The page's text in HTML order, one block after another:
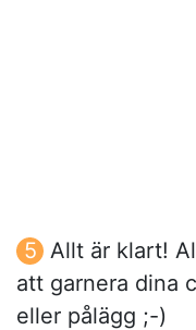
Allt är klart!
att garnera dina
eller pålägg ;-)